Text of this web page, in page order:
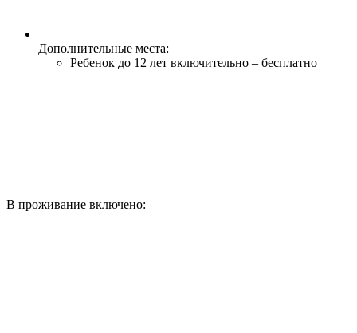
Дополнительные места:
Ребенок до 12 лет включительно – бесплатно
В проживание включено: